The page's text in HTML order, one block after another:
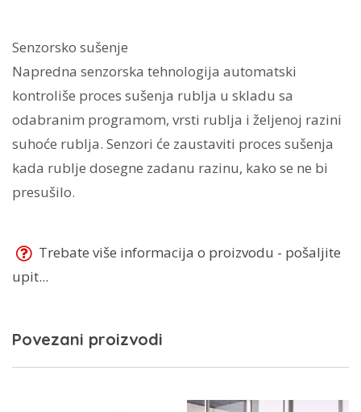
Senzorsko sušenje
Napredna senzorska tehnologija automatski
kontroliše proces sušenja rublja u skladu sa
odabranim programom, vrsti rublja i željenoj razini
suhoće rublja. Senzori će zaustaviti proces sušenja
kada rublje dosegne zadanu razinu, kako se ne bi
presušilo.
Trebate više informacija o proizvodu - pošaljite
upit...
Povezani proizvodi